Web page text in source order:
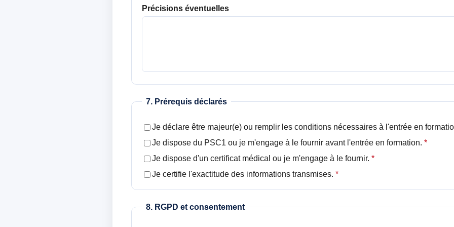
Précisions éventuelles
7. Prérequis déclarés
Je déclare être majeur(e) ou remplir les conditions nécessaires à l'entrée en
Je dispose du PSC1 ou je m'engage à le fournir avant l'entrée en formation. *
Je dispose d'un certificat médical ou je m'engage à le fournir. *
Je certifie l'exactitude des informations transmises. *
8. RGPD et consentement